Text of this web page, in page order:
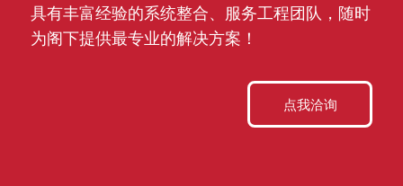
具有丰富经验的系统整合、服务工程团队，随时
为阁下提供最专业的解决方案！
点我洽询